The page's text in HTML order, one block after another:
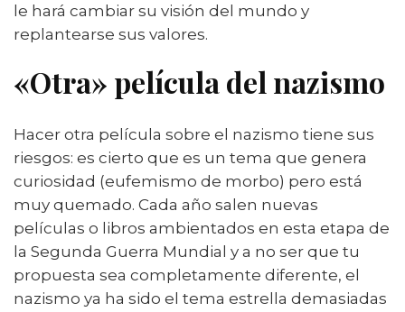
le hará cambiar su visión del mundo y
replantearse sus valores.
«Otra» película del nazismo
Hacer otra película sobre el nazismo tiene sus
riesgos: es cierto que es un tema que genera
curiosidad (eufemismo de morbo) pero está
muy quemado. Cada año salen nuevas
películas o libros ambientados en esta etapa de
la Segunda Guerra Mundial y a no ser que tu
propuesta sea completamente diferente, el
nazismo ya ha sido el tema estrella demasiadas